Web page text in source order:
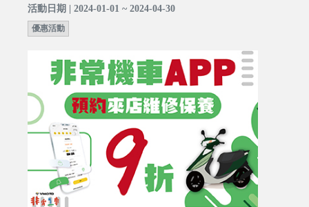
活動日期 | 2024-01-01 ~ 2024-04-30
優惠活動